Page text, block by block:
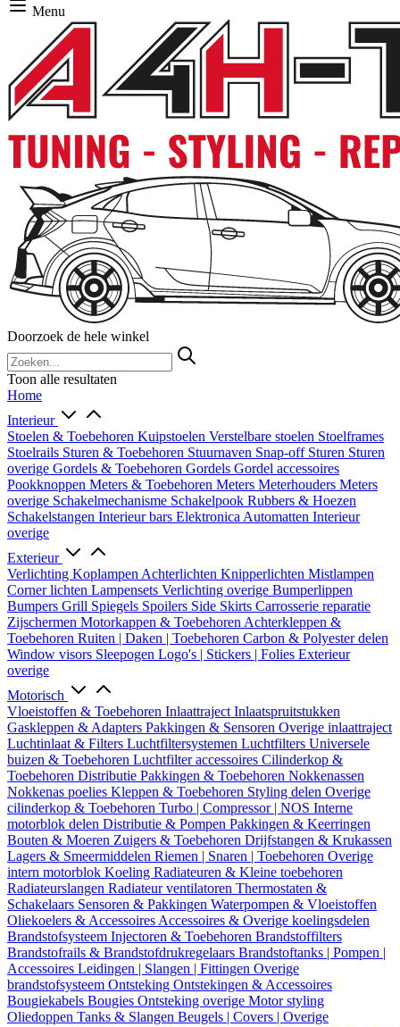
Menu
Doorzoek de hele winkel
Toon alle resultaten
Home
Interieur
Stoelen & Toebehoren Kuipstoelen Verstelbare stoelen Stoelframes
Stoelrails Sturen & Toebehoren Stuurnaven Snap-off Sturen Sturen
overige Gordels & Toebehoren Gordels Gordel accessoires
Pookknoppen Meters & Toebehoren Meters Meterhouders Meters
overige Schakelmechanisme Schakelpook Rubbers & Hoezen
Schakelstangen Interieur bars Elektronica Automatten Interieur
overige
Exterieur
Verlichting Koplampen Achterlichten Knipperlichten Mistlampen
Corner lichten Lampensets Verlichting overige Bumperlippen
Bumpers Grill Spiegels Spoilers Side Skirts Carrosserie reparatie
Zijschermen Motorkappen & Toebehoren Achterkleppen &
Toebehoren Ruiten | Daken | Toebehoren Carbon & Polyester delen
Window visors Sleepogen Logo's | Stickers | Folies Exterieur
overige
Motorisch
Vloeistoffen & Toebehoren Inlaattraject Inlaatspruitstukken
Gaskleppen & Adapters Pakkingen & Sensoren Overige inlaattraject
Luchtinlaat & Filters Luchtfiltersystemen Luchtfilters Universele
buizen & Toebehoren Luchtfilter accessoires Cilinderkop &
Toebehoren Distributie Pakkingen & Toebehoren Nokkenassen
Nokkenas poelies Kleppen & Toebehoren Styling delen Overige
cilinderkop & Toebehoren Turbo | Compressor | NOS Interne
motorblok delen Distributie & Pompen Pakkingen & Keerringen
Bouten & Moeren Zuigers & Toebehoren Drijfstangen & Krukassen
Lagers & Smeermiddelen Riemen | Snaren | Toebehoren Overige
intern motorblok Koeling Radiateuren & Kleine toebehoren
Radiateurslangen Radiateur ventilatoren Thermostaten &
Schakelaars Sensoren & Pakkingen Waterpompen & Vloeistoffen
Oliekoelers & Accessoires Accessoires & Overige koelingsdelen
Brandstofsysteem Injectoren & Toebehoren Brandstoffilters
Brandstofrails & Brandstofdrukregelaars Brandstoftanks | Pompen |
Accessoires Leidingen | Slangen | Fittingen Overige
brandstofsysteem Ontsteking Ontstekingen & Accessoires
Bougiekabels Bougies Ontsteking overige Motor styling
Oliedoppen Tanks & Slangen Beugels | Covers | Overige